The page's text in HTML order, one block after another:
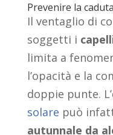
Prevenire la
Il ventaglio di
soggetti i
limita a
l’opacità e la
doppie punte.
solare può
autunnale da